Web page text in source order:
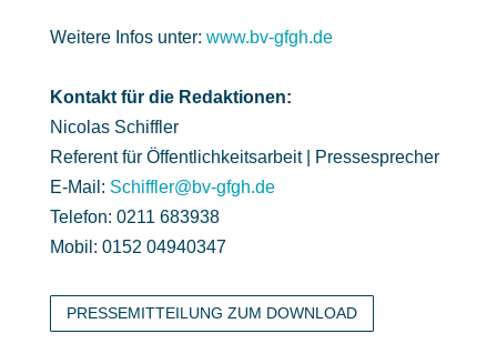
Weitere Infos unter: www.bv-gfgh.de
Kontakt für die Redaktionen:
Nicolas Schiffler
Referent für Öffentlichkeitsarbeit | Pressesprecher
E-Mail: Schiffler@bv-gfgh.de
Telefon: 0211 683938
Mobil: 0152 04940347
PRESSEMITTEILUNG ZUM DOWNLOAD